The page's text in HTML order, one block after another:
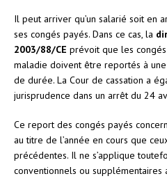
Il peut arriver qu’un salarié soit en
ses congés payés. Dans ce cas, la
2003/88/CE prévoit que les
maladie doivent être reportés à
de durée. La Cour de cassation a
jurisprudence dans un arrêt du 24
Ce report des congés payés
au titre de l’année en cours que
précédentes. Il ne s’applique
conventionnels ou supplémentaires